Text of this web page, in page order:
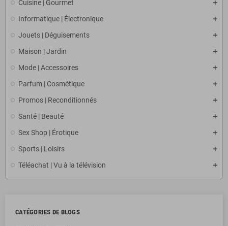
Cuisine | Gourmet
Informatique | Électronique
Jouets | Déguisements
Maison | Jardin
Mode | Accessoires
Parfum | Cosmétique
Promos | Reconditionnés
Santé | Beauté
Sex Shop | Érotique
Sports | Loisirs
Téléachat | Vu à la télévision
CATÉGORIES DE BLOGS